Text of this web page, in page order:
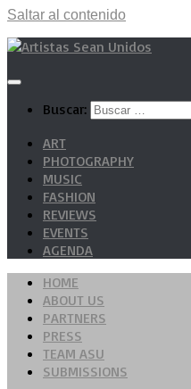
Saltar al contenido
Buscar:
ART
PHOTOGRAPHY
MUSIC
FASHION
REVIEWS
EVENTS
AGENDA
HOME
ABOUT US
PARTNERS
PRESS
TEAM ASU
SUBMISSIONS